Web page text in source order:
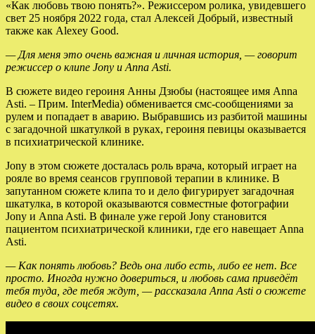
«Как любовь твою понять?». Режиссером ролика, увидевшего
свет 25 ноября 2022 года, стал Алексей Добрый, известный
также как Alexey Good.
— Для меня это очень важная и личная история, — говорит
режиссер о клипе Jony и Anna Asti.
В сюжете видео героиня Анны Дзюбы (настоящее имя Anna
Asti. – Прим. InterMedia) обменивается смс-сообщениями за
рулем и попадает в аварию. Выбравшись из разбитой машины
с загадочной шкатулкой в руках, героиня певицы оказывается
в психиатрической клинике.
Jony в этом сюжете досталась роль врача, который играет на
рояле во время сеансов групповой терапии в клинике. В
запутанном сюжете клипа то и дело фигурирует загадочная
шкатулка, в которой оказываются совместные фотографии
Jony и Anna Asti. В финале уже герой Jony становится
пациентом психиатрической клиники, где его навещает Anna
Asti.
— Как понять любовь? Ведь она либо есть, либо ее нет. Все
просто. Иногда нужно довериться, и любовь сама приведёт
тебя туда, где тебя ждут, — рассказала Anna Asti о сюжете
видео в своих соцсетях.